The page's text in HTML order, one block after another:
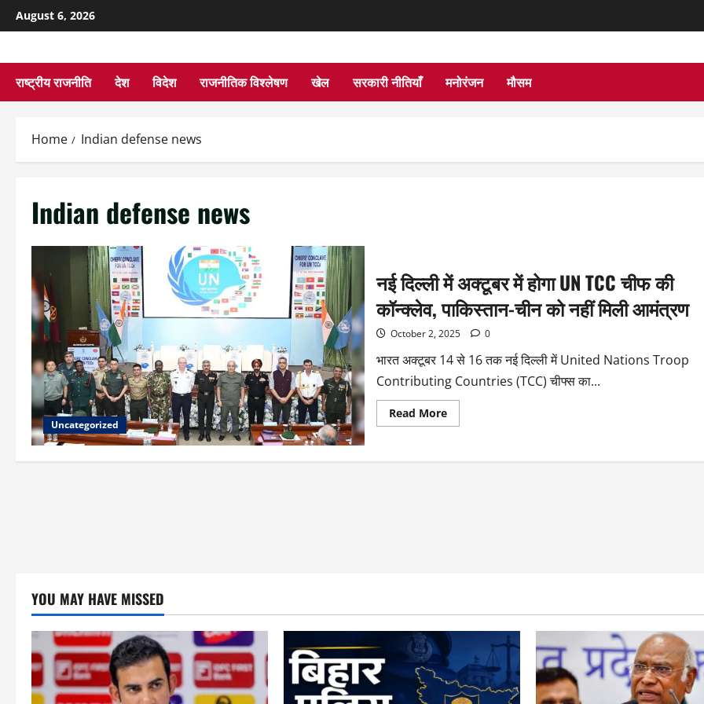
August 6, 2026
राष्ट्रीय राजनीति देश विदेश राजनीतिक विश्लेषण खेल सरकारी नीतियाँ मनोरंजन मौसम
Home Indian defense news
Indian defense news
Uncategorized
नई दिल्ली में अक्टूबर में होगा UN TCC चीफ की
कॉन्क्लेव, पाकिस्तान-चीन को नहीं मिली आमंत्रण
October 2, 2025 0
भारत अक्टूबर 14 से 16 तक नई दिल्ली में United Nations Troop
Contributing Countries (TCC) चीफ्स का...
Read More
YOU MAY HAVE MISSED